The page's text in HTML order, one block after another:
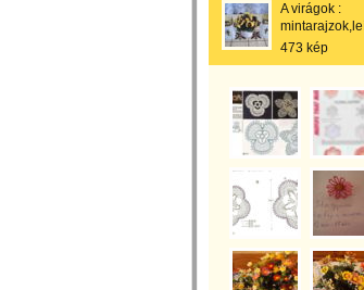
A virágok :
473 kép